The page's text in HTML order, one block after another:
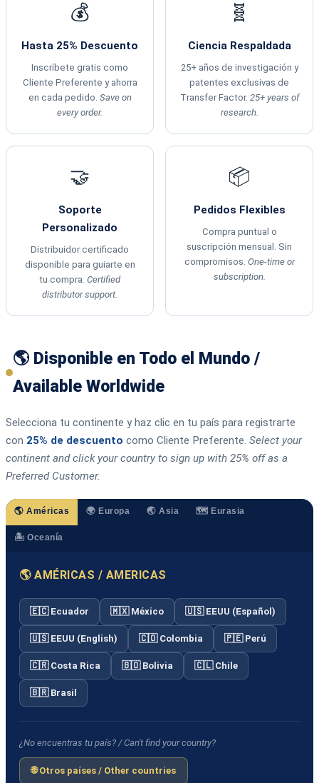
💰
Hasta 25% Descuento
Inscríbete gratis como
Cliente Preferente y ahorra
en cada pedido. Save on
every order.
🧬
Ciencia Respaldada
25+ años de investigación y
patentes exclusivas de
Transfer Factor. 25+ years of
research.
🤝
Soporte
Personalizado
Distribuidor certificado
disponible para guiarte en
tu compra. Certified
distributor support.
📦
Pedidos Flexibles
Compra puntual o
suscripción mensual. Sin
compromisos. One-time or
subscription.
🌎 Disponible en Todo el Mundo /
Available Worldwide
Selecciona tu continente y haz clic en tu país para registrarte
con 25% de descuento como Cliente Preferente. Select your
continent and click your country to sign up with 25% off as a
Preferred Customer.
🌎 Américas 🌍 Europa 🌏 Asia 🗺️ Eurasia
🏝️ Oceanía
🌎 AMÉRICAS / AMERICAS
🇪🇨 Ecuador 🇲🇽 México 🇺🇸 EEUU (Español)
🇺🇸 EEUU (English) 🇨🇴 Colombia 🇵🇪 Perú
🇨🇷 Costa Rica 🇧🇴 Bolivia 🇨🇱 Chile
🇧🇷 Brasil
¿No encuentras tu país? / Can't find your country?
🌐 Otros países / Other countries